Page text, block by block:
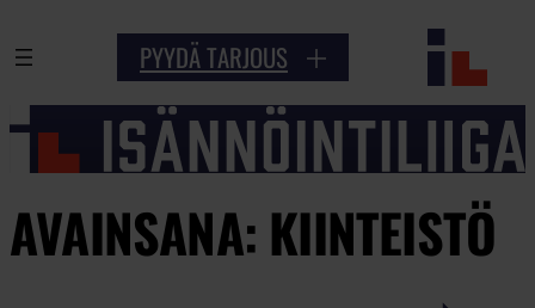
PYYDÄ TARJOUS
AVAINSANA: KIINTEISTÖ